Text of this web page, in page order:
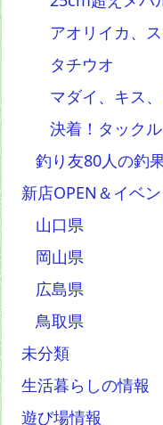
アオリイカ、
タチウオ
マダイ、キス
決着！タック
釣り友80人の釣
新店OPEN＆イベン
山口県
岡山県
広島県
鳥取県
未分類
生活暮らしの情報
遊び場情報